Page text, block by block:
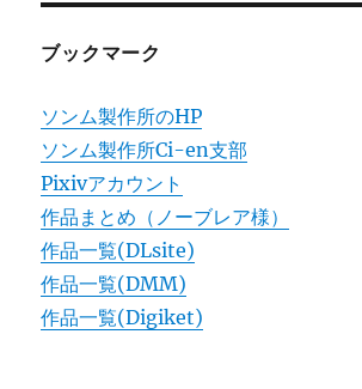
ブックマーク
ソンム製作所のHP
ソンム製作所Ci-en支部
Pixivアカウント
作品まとめ（ノーブレア様）
作品一覧(DLsite)
作品一覧(DMM)
作品一覧(Digiket)